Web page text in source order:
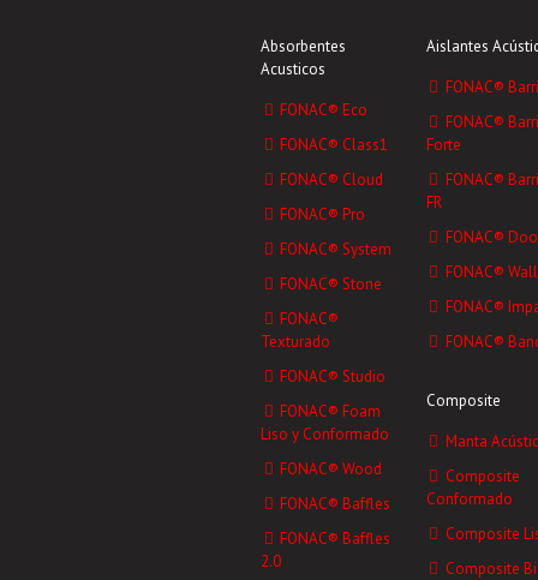
Absorbentes
Acusticos
FONAC® Eco
FONAC® Class1
FONAC® Cloud
FONAC® Pro
FONAC® System
FONAC® Stone
FONAC®
Texturado
FONAC® Studio
FONAC® Foam
Liso y Conformado
FONAC® Wood
FONAC® Baffles
FONAC® Baffles
2.0
Aislantes
FONAC®
FONAC®
Forte
FONAC®
FR
FONAC®
FONAC® Wall
FONAC®
FONAC®
Composite
Manta
Composite
Conformado
Composite
Composite